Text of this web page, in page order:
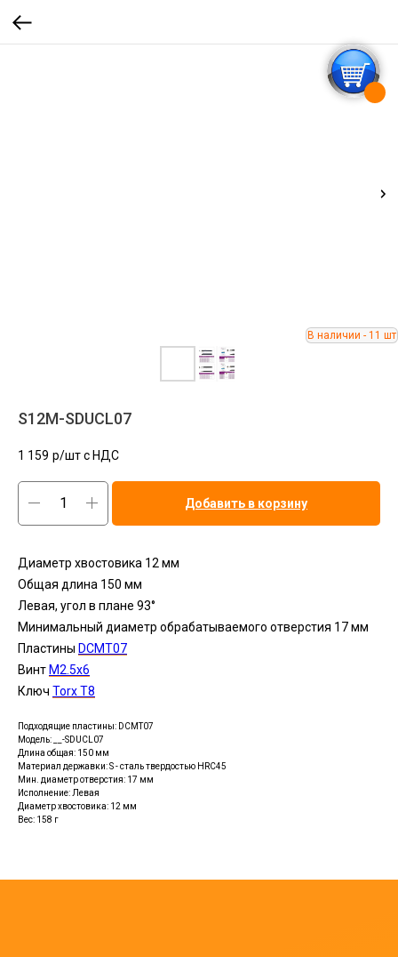
S12M-SDUCL07
1 159 р/шт c НДС
Добавить в корзину
Диаметр хвостовика 12 мм
Общая длина 150 мм
Левая, угол в плане 93°
Минимальный диаметр обрабатываемого отверстия 17 мм
Пластины DСMT07
Винт М2.5x6
Ключ Torx T8
Подходящие пластины: DCMT07
Модель: __-SDUCL07
Длина общая: 150 мм
Материал державки: S - сталь твердостью HRC45
Мин. диаметр отверстия: 17 мм
Исполнение: Левая
Диаметр хвостовика: 12 мм
Вес: 158 г